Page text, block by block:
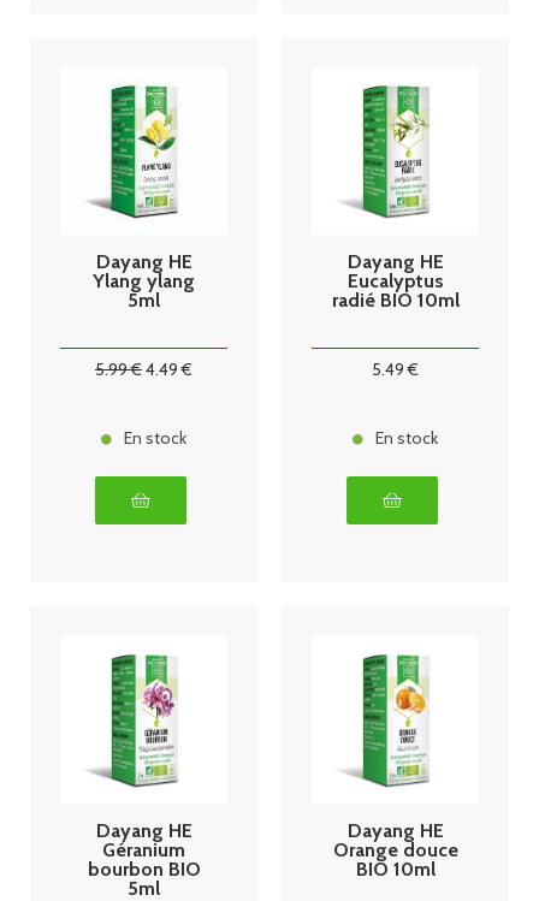
Dayang HE
Ylang ylang
5ml
5.99€4.49 €
En stock
Dayang HE
Eucalyptus
radié BIO 10ml
5.49 €
En stock
Dayang HE
Géranium
bourbon BIO
5ml
Dayang HE
Orange douce
BIO 10ml